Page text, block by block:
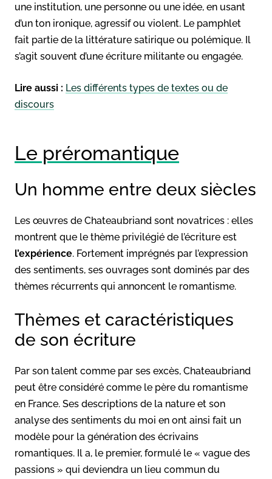
une institution, une personne ou une idée, en usant
d’un ton ironique, agressif ou violent. Le pamphlet
fait partie de la littérature satirique ou polémique. Il
s’agit souvent d’une écriture militante ou engagée.
Lire aussi : Les différents types de textes ou de
discours
Le préromantique
Un homme entre deux siècles
Les œuvres de Chateaubriand sont novatrices : elles
montrent que le thème privilégié de l’écriture est
l’expérience. Fortement imprégnés par l’expression
des sentiments, ses ouvrages sont dominés par des
thèmes récurrents qui annoncent le romantisme.
Thèmes et caractéristiques
de son écriture
Par son talent comme par ses excès, Chateaubriand
peut être considéré comme le père du romantisme
en France. Ses descriptions de la nature et son
analyse des sentiments du moi en ont ainsi fait un
modèle pour la génération des écrivains
romantiques. Il a, le premier, formulé le « vague des
passions » qui deviendra un lieu commun du